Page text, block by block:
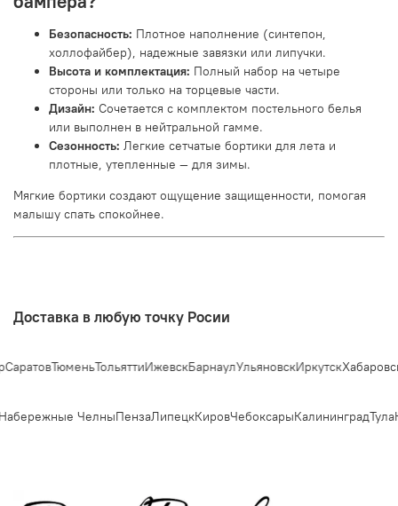
Безопасность: Плотное наполнение (синтепон,
холлофайбер), надежные завязки или липучки.
Высота и комплектация: Полный набор на четыре
стороны или только на торцевые части.
Дизайн: Сочетается с комплектом постельного белья
или выполнен в нейтральной гамме.
Сезонность: Легкие сетчатые бортики для лета и
плотные, утепленные — для зимы.
Мягкие бортики создают ощущение защищенности, помогая
малышу спать спокойнее.
Доставка в любую точку Росии
ТюменьТольяттиИжевскБарнаулУльяновскИркутскХабаровск
ЧелныПензаЛипецкКировЧебоксарыКалининградТула